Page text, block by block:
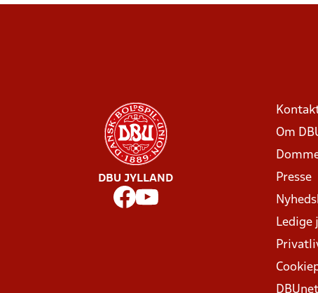
DBU JYLLAND
Om
Presse
Ledige
DBUnet